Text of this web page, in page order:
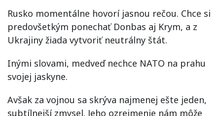
Rusko momentálne hovorí jasnou rečou. Chce si
predovšetkým ponechať Donbas aj Krym, a z
Ukrajiny žiada vytvoriť neutrálny štát.
Inými slovami, medveď nechce NATO na prahu
svojej jaskyne.
Avšak za vojnou sa skrýva najmenej ešte jeden,
subtílnejší zmysel. Jeho ozrejmenie nám môže